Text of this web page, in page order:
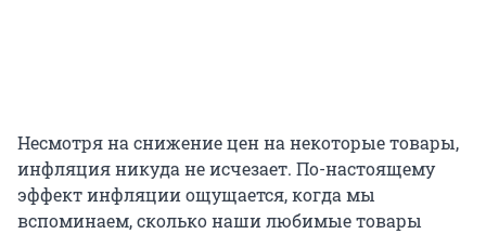
Несмотря на снижение цен на некоторые товары,
инфляция никуда не исчезает. По-настоящему
эффект инфляции ощущается, когда мы
вспоминаем, сколько наши любимые товары